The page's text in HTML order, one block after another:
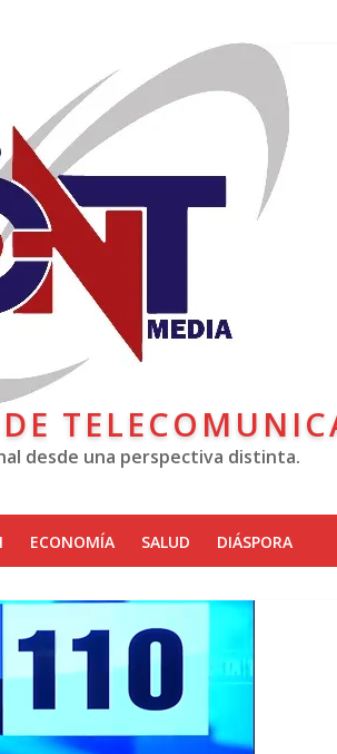
desde una perspectiva distinta.
ECONOMÍA SALUD DIÁSPORA